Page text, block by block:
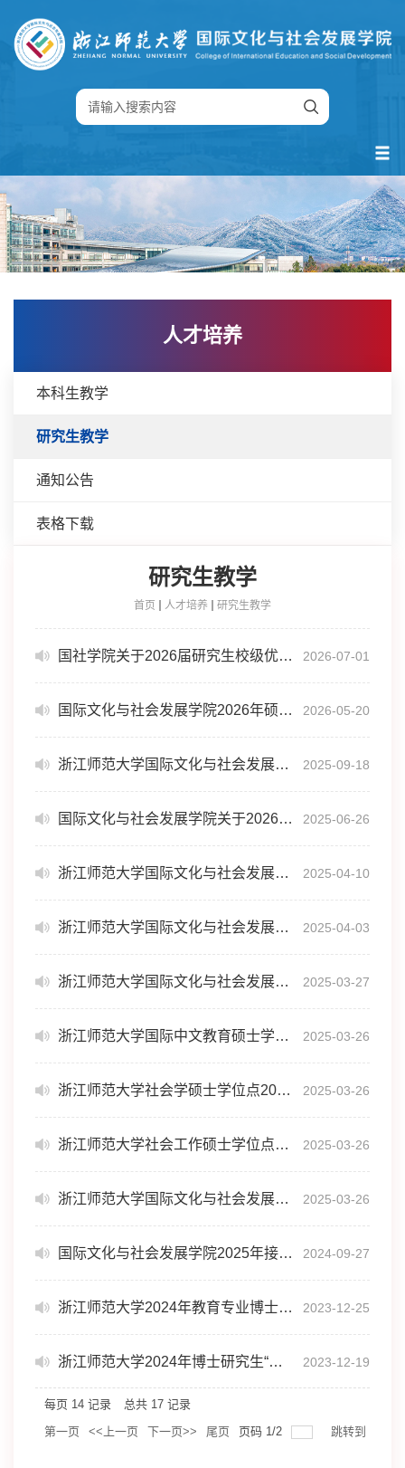
人才培养
本科生教学
研究生教学
通知公告
表格下载
研究生教学
首页 人才培养 研究生教学
国社学院关于2026届研究生校级优秀学位论文推荐名单公示 2026-07-01
国际文化与社会发展学院2026年硕士研究生导师招生资格审核结果公示 2026-05-20
浙江师范大学国际文化与社会发展学院 2026年接收推荐免试攻读硕士研究生复试录取实施细则 2025-09-18
国际文化与社会发展学院关于2026年硕士招生考试部分专业初试科目考试大纲及参考书目调整的说明 2025-06-26
浙江师范大学国际文化与社会发展学院2025年硕士研究生招生调剂复试安排 2025-04-10
浙江师范大学国际文化与社会发展学院 2025年硕士研究生招生调剂公告 2025-04-03
浙江师范大学国际文化与社会发展学院2025年硕士研究生招生复试安排 2025-03-27
浙江师范大学国际中文教育硕士学位点2020年-2024年度建设报告 2025-03-26
浙江师范大学社会学硕士学位点2020年-2024年度建设报告 2025-03-26
浙江师范大学社会工作硕士学位点2020年-2024年度建设报告 2025-03-26
浙江师范大学国际文化与社会发展学院2025年硕士研究生复试录取实施细则 2025-03-26
国际文化与社会发展学院2025年接收推荐免试 攻读研究生复试录取实施细则 2024-09-27
浙江师范大学2024年教育专业博士研究生 “申请-考核”制招生实施办法 2023-12-25
浙江师范大学2024年博士研究生“申请-考核”制招生实施办法 2023-12-19
每页 14 记录 总共 17 记录
第一页
<<上一页 下一页>> 尾页 页码 1/2 跳转到